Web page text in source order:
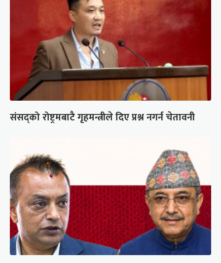
संसद्को रोष्ट्रमबाटै गृहमन्त्रीले दिए प्रश्न नगर्न चेतावनी